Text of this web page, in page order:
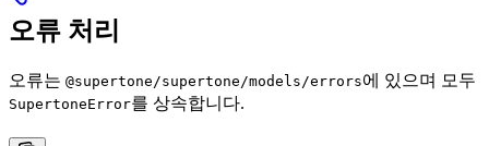
오류 처리
오류는 @supertone/supertone/models/errors에 있으며 모두
SupertoneError를 상속합니다.